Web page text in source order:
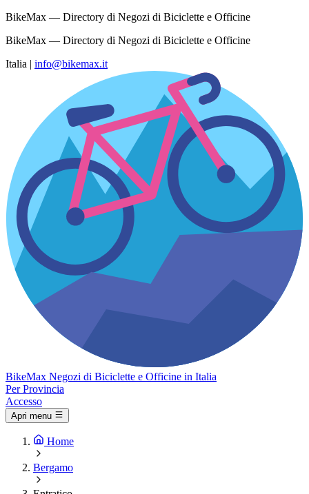
BikeMax — Directory di Negozi di Biciclette e Officine
BikeMax — Directory di Negozi di Biciclette e Officine
Italia | info@bikemax.it
BikeMax Negozi di Biciclette e Officine in Italia
Per Provincia
Accesso
Apri menu
Home
Bergamo